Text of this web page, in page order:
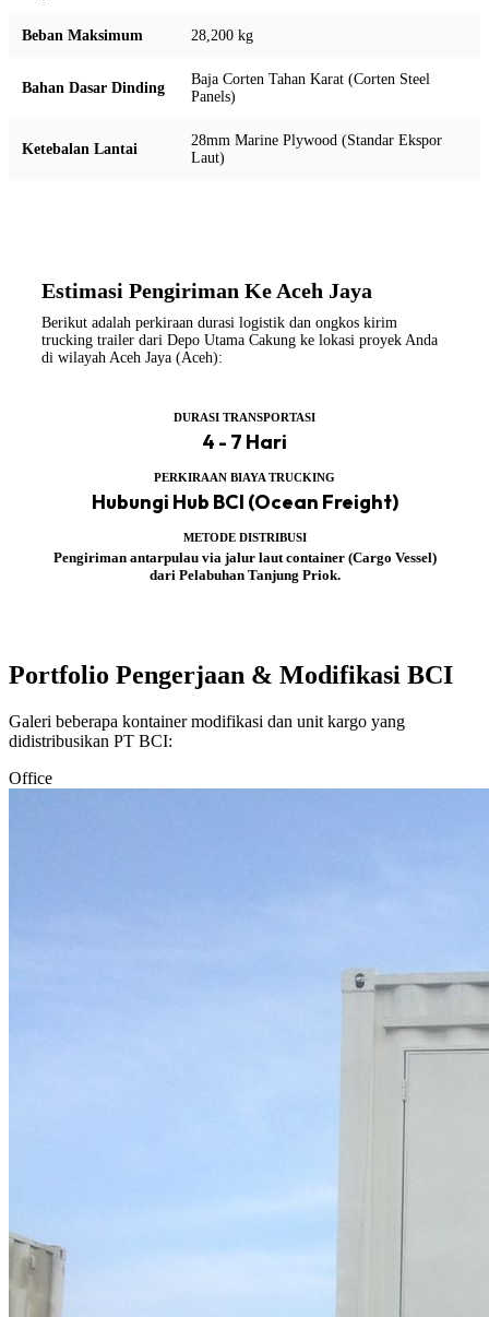
Beban Maksimum 28,200 kg
Bahan Dasar Dinding
Baja Corten Tahan Karat (Corten Steel
Panels)
Ketebalan Lantai
28mm Marine Plywood (Standar Ekspor
Laut)
Estimasi Pengiriman Ke Aceh Jaya
Berikut adalah perkiraan durasi logistik dan ongkos kirim
trucking trailer dari Depo Utama Cakung ke lokasi proyek Anda
di wilayah Aceh Jaya (Aceh):
DURASI TRANSPORTASI
4 - 7 Hari
PERKIRAAN BIAYA TRUCKING
Hubungi Hub BCI (Ocean Freight)
METODE DISTRIBUSI
Pengiriman antarpulau via jalur laut container (Cargo Vessel)
dari Pelabuhan Tanjung Priok.
Portfolio Pengerjaan & Modifikasi BCI
Galeri beberapa kontainer modifikasi dan unit kargo yang
didistribusikan PT BCI:
Office